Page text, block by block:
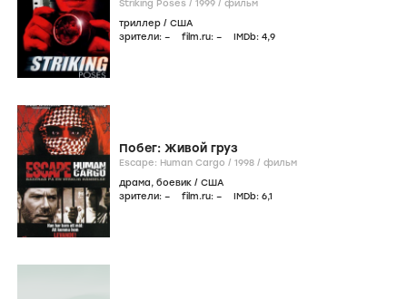
Striking Poses / 1999 / фильм
триллер / США
зрители: – film.ru: – IMDb: 4,9
Побег: Живой груз
Escape: Human Cargo / 1998 / фильм
драма, боевик / США
зрители: – film.ru: – IMDb: 6,1